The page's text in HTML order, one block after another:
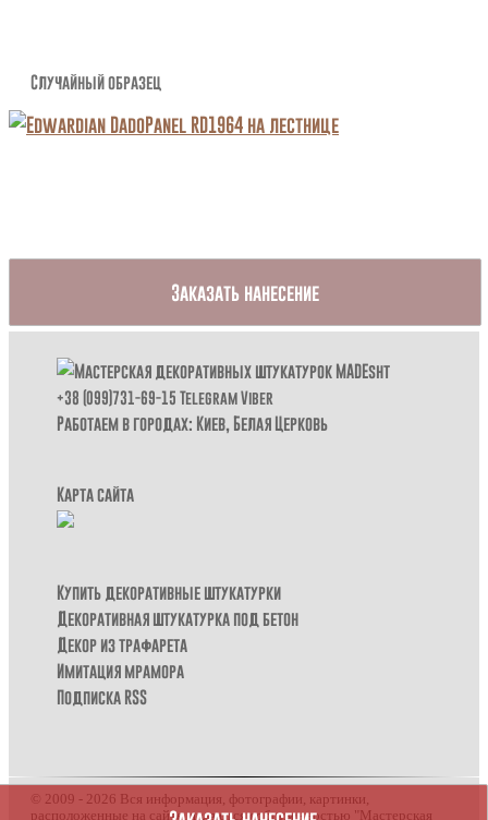
Случайный образец
Заказать нанесение
+38 (099)731-69-15 TelegramViber
Работаем в городах: Киев,Белая Церковь
Карта сайта
Купить декоративные штукатурки
Декоративная штукатурка под бетон
Декор из трафарета
Имитация мрамора
Подписка RSS
© 2009 - 2026 Вся информация, фотографии, картинки,
расположенные на сайте, являются собственностью "Мастерская